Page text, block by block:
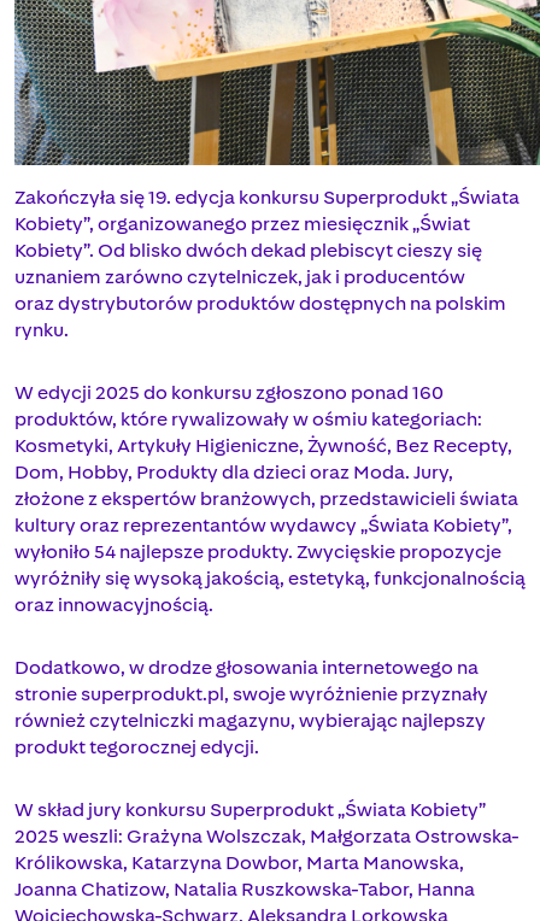
Zakończyła się 19. edycja konkursu Superprodukt „Świata
Kobiety”, organizowanego przez miesięcznik „Świat
Kobiety”. Od blisko dwóch dekad plebiscyt cieszy się
uznaniem zarówno czytelniczek, jak i producentów
oraz dystrybutorów produktów dostępnych na polskim
rynku.
W edycji 2025 do konkursu zgłoszono ponad 160
produktów, które rywalizowały w ośmiu kategoriach:
Kosmetyki, Artykuły Higieniczne, Żywność, Bez Recepty,
Dom, Hobby, Produkty dla dzieci oraz Moda. Jury,
złożone z ekspertów branżowych, przedstawicieli świata
kultury oraz reprezentantów wydawcy „Świata Kobiety”,
wyłoniło 54 najlepsze produkty. Zwycięskie propozycje
wyróżniły się wysoką jakością, estetyką, funkcjonalnością
oraz innowacyjnością.
Dodatkowo, w drodze głosowania internetowego na
stronie superprodukt.pl, swoje wyróżnienie przyznały
również czytelniczki magazynu, wybierając najlepszy
produkt tegorocznej edycji.
W skład jury konkursu Superprodukt „Świata Kobiety”
2025 weszli: Grażyna Wolszczak, Małgorzata Ostrowska-
Królikowska, Katarzyna Dowbor, Marta Manowska,
Joanna Chatizow, Natalia Ruszkowska-Tabor, Hanna
Wojciechowska-Schwarz, Aleksandra Lorkowska